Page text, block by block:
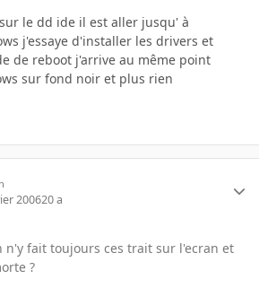
le dd ide il est aller jusqu' à
j'essaye d'installer les drivers et
de reboot j'arrive au même point
sur fond noir et plus rien
200620 a
n'y fait toujours ces trait sur l'ecran et
?